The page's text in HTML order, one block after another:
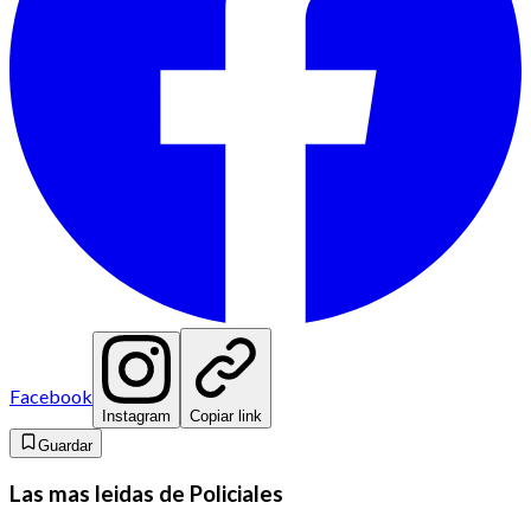
Facebook
Instagram
Copiar link
Guardar
Las mas leidas de Policiales